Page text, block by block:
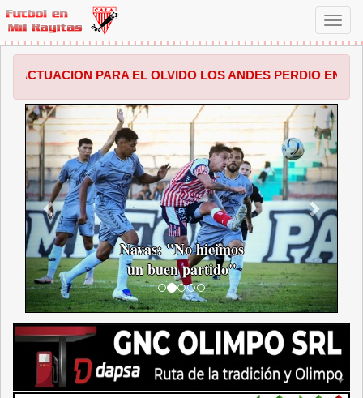
EL OLVIDO LOS ANDES PERDIO EN SALTA POR 1 A 0
Navas: "No hicimos
un buen partido"
ANTERIOR